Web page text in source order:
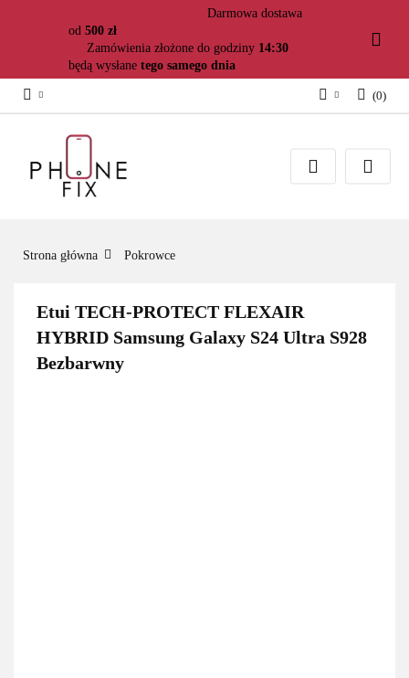
Darmowa dostawa
od 500 zł
Zamówienia złożone do godziny 14:30
będą wysłane tego samego dnia
Załóż konto
(0)
Strona główna Pokrowce
Etui TECH-PROTECT FLEXAIR
HYBRID Samsung Galaxy S24 Ultra S928
Bezbarwny